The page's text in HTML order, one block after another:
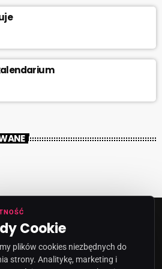
SPÓŁKA Z O.O
Cookie
plików cookies niezbędnych do
strony. Analitykę, marketing i